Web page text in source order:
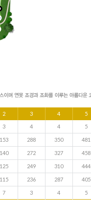
2 3 4 5
3 4 4 5
153 288 350 481
140 272 327 458
125 249 310 444
115 236 287 405
7 3 4 5